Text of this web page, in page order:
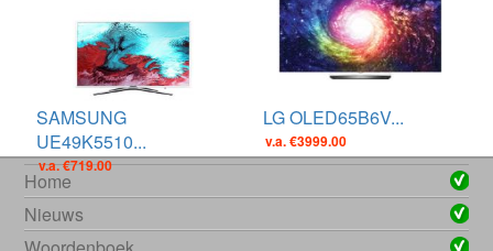
SAMSUNG
UE49K5510...
v.a. €719.00
LG OLED65B6V...
v.a. €3999.00
Home
Nieuws